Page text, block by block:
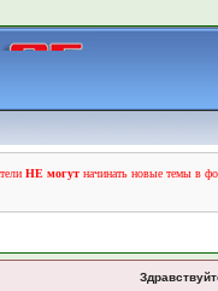
НЕ могутначинать новые темы в